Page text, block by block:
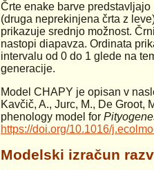
Črte enake barve
(druga neprekinjena črta z
prikazuje srednjo možnost.
nastopi diapavza. Ordinata
intervalu od 0 do 1 glede na
generacije.
Model CHAPY je opisan v
Kavčič, A., Jurc, M., De Groot,
phenology model for
https://doi.org/10.1016/
Modelski izračun